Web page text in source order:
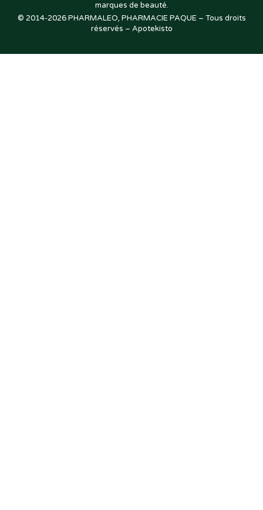
marques de beauté.
© 2014-2026PHARMALEO, PHARMACIE PAQUE – Tous droits
réservés – Apotekisto,